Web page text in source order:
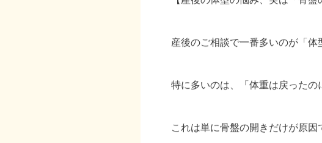
産後のご相談で一番多いのが「体
特に多いのは、「体重は戻ったの
これは単に骨盤の開きだけが原因